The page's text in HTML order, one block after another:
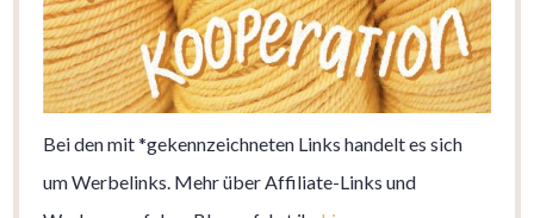
Bei den mit *gekennzeichneten Links handelt es sich
um Werbelinks. Mehr über Affiliate-Links und